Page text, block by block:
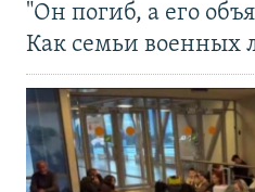
"Он погиб, а его
Как семьи военных